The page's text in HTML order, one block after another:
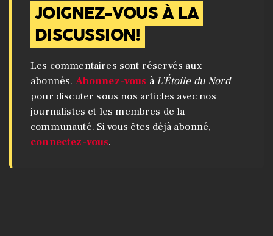
JOIGNEZ-VOUS À LA
DISCUSSION!
Les commentaires sont réservés aux
abonnés. Abonnez-vous à L’Étoile du Nord
pour discuter sous nos articles avec nos
journalistes et les membres de la
communauté. Si vous êtes déjà abonné,
connectez-vous.